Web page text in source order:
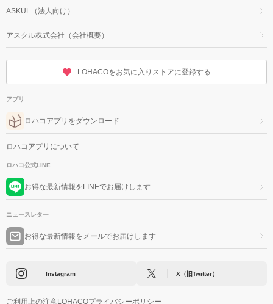
ASKUL（法人向け）
アスクル株式会社（会社概要）
LOHACOをお気に入りストアに登録する
アプリ
ロハコアプリをダウンロード
ロハコアプリについて
ロハコ公式LINE
お得な最新情報をLINEでお届けします
ニュースレター
お得な最新情報をメールでお届けします
Instagram X（旧Twitter）
ご利用上の注意LOHACOプライバシーポリシー